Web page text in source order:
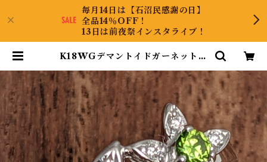
毎月14日は【石沼民感謝の日】
全品14％OFF！
13日は前夜祭インスタライブ！
K18WGデマントイドガーネットリ
ct ダイヤモンド 0.11ct【PRO205
786】 | CollectJewel